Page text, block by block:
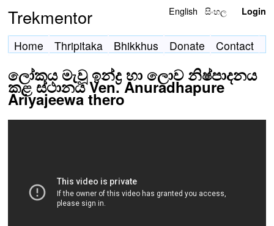
Trekmentor English සිංහල Login
Home Thripitaka Bhikkhus Donate Contact
ලෝකය මැවූ ඉන්ද්‍ර හා ලොව නිෂ්පාදනය
කළ ස්ථානය Ven. Anuradhapure
Ariyajeewa thero